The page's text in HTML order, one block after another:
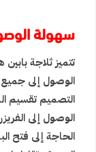
سهولة
تتميز ثلاجة
الوصول إلى جميع
التصميم تقسيم
الوصول إلى
الحاجة إلى فتح